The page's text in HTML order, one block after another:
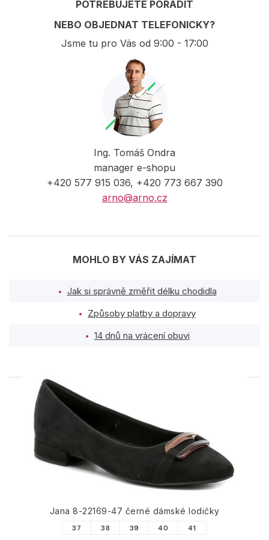
POTŘEBUJETE PORADIT
NEBO OBJEDNAT TELEFONICKY?
Jsme tu pro Vás od 9:00 - 17:00
Ing. Tomáš Ondra
manager e-shopu
+420 577 915 036, +420 773 667 390
arno@arno.cz
MOHLO BY VÁS ZAJÍMAT
Jak si správně změřit délku chodidla
Způsoby platby a dopravy
14 dnů na vrácení obuvi
PODOBNÉ PRODUKTY
Jana 8-22169-47 černé dámské lodičky
37 38 39 40 41